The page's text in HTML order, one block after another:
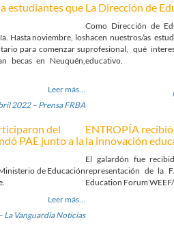
estudiantes que
Hasta noviembre, los
para comenzar su
becas en Neuquén,
Leer más…
2022 – Prensa FRBA
La Dirección de
Como Dirección de
hacen nuestros/as
profesional, qué
educativo.
del
PAE junto a la
de Educación
Leer más…
La Vanguardia Noticias
ENTROPÍA
la innovación
El galardón fue
representación de la
Education Forum